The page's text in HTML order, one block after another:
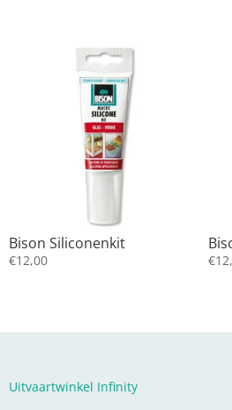
Bison Siliconenkit
€12,00 €
Uitvaartwinkel Infinity